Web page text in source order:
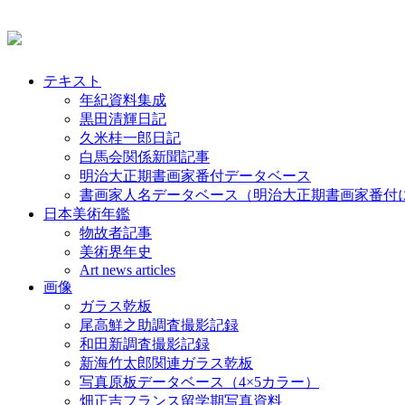
テキスト
年紀資料集成
黒田清輝日記
久米桂一郎日記
白馬会関係新聞記事
明治大正期書画家番付データベース
書画家人名データベース（明治大正期書画家番付
日本美術年鑑
物故者記事
美術界年史
Art news articles
画像
ガラス乾板
尾高鮮之助調査撮影記録
和田新調査撮影記録
新海竹太郎関連ガラス乾板
写真原板データベース（4×5カラー）
畑正吉フランス留学期写真資料